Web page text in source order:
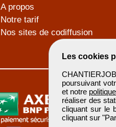
Les cookies
poursuivant
et notre
réaliser des
cliquant sur le
cliquant sur
A propos
Notre tarif
Nos sites de codiffusion